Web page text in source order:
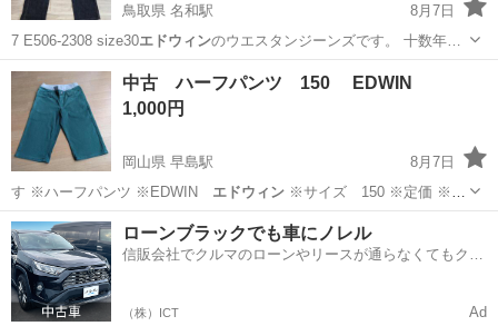
鳥取県 名和駅
8月7日
7 E506-2308 size30エドウィン のウエスタンジーンズです。 十数年…
鳥取 西伯郡 名和駅 ジーンズ/デニム
中古 ハーフパンツ 150 EDWIN
1,000円
岡山県 早島駅
8月7日
す ※ハーフパンツ ※EDWIN エドウィン※サイズ 150 ※定価 ※
色 …
岡山 都窪郡 早島駅 服/ファッション EDWIN
ローンブラックでも車にノレル
信販会社でクルマのローンやリースが通らなくてもクル
（株）ICT Ad